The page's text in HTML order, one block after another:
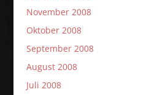
November 2008
Oktober 2008
September 2008
August 2008
Juli 2008